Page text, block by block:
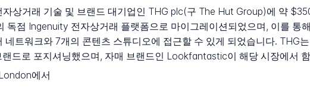
상거래 기술 및 브랜드 대기업인 THG plc(구 The Hut Group)에 약
독점 Ingenuity 전자상거래 플랫폼으로 마이그레이션되었으며, 이를 통
네트워크와 7개의 콘텐츠 스튜디오에 접근할 수 있게 되었습니다. THG
드로 포지셔닝했으며, 자매 브랜드인 Lookfantastic이 해당 시장에서
에서